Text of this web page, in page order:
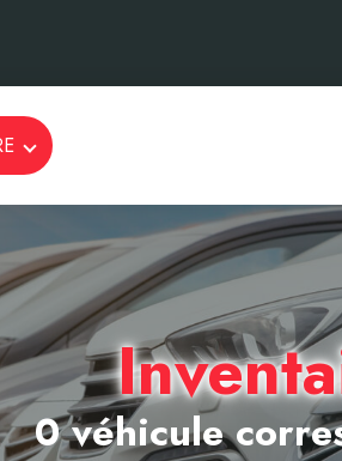
0 véhicule